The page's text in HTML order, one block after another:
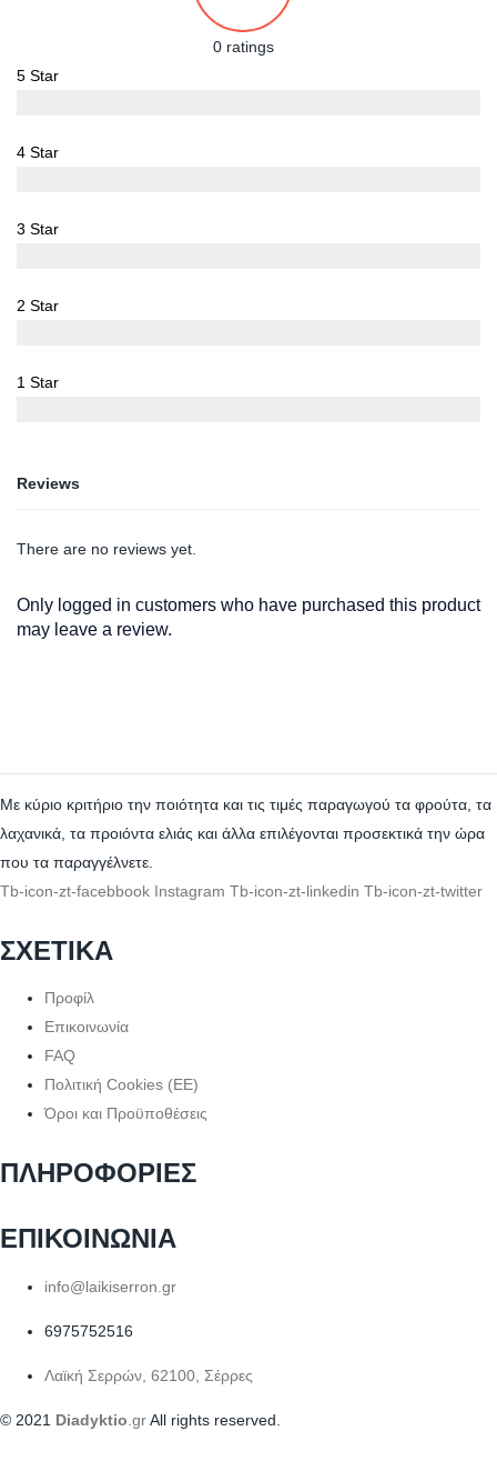
0 ratings
5 Star
4 Star
3 Star
2 Star
1 Star
Reviews
There are no reviews yet.
Only logged in customers who have purchased this product
may leave a review.
Με κύριο κριτήριο την ποιότητα και τις τιμές παραγωγού τα φρούτα, τα
λαχανικά, τα προιόντα ελιάς και άλλα επιλέγονται προσεκτικά την ώρα
που τα παραγγέλνετε.
Tb-icon-zt-facebbook Instagram Tb-icon-zt-linkedin Tb-icon-zt-twitter
ΣΧΕΤΙΚΑ
Προφίλ
Επικοινωνία
FAQ
Πολιτική Cookies (ΕΕ)
Όροι και Προϋποθέσεις
ΠΛΗΡΟΦΟΡΙΕΣ
ΕΠΙΚΟΙΝΩΝΙΑ
info@laikiserron.gr
6975752516
Λαϊκή Σερρών, 62100, Σέρρες
© 2021 Diadyktio .grAll rights reserved.